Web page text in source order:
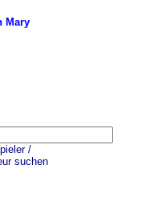
Mary
/
suchen